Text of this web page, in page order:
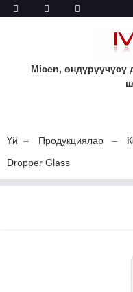
Micen, өндүрүүчүсү
Үй Продукциялар
Dropper Glass